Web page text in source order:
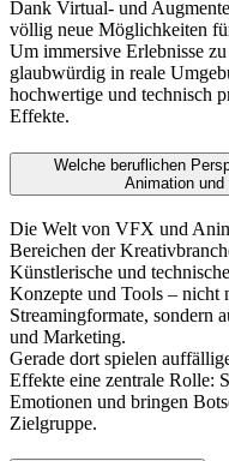
Dank Virtual- und
völlig neue Möglichkeiten
Um immersive Erlebnisse
glaubwürdig in reale
hochwertige und technisch
Effekte.
Welche beruflichen
Animation
Die Welt von VFX und
Bereichen der
Künstlerische und
Konzepte und Tools – nicht
Streamingformate, sondern
und Marketing.
Gerade dort spielen
Effekte eine zentrale Rolle:
Emotionen und bringen
Zielgruppe.